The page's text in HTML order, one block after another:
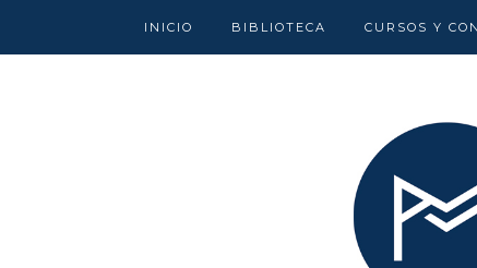
INICIO BIBLIOTECA CURSOS Y